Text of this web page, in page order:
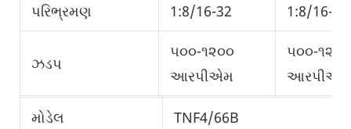
પરિભ્રમણ 1:8/16-32 1:8/16-32
ઝડપ
૫૦૦-૧૨૦૦
આરપીએમ
૫૦૦-૧૨૦૦
આરપીએમ
મોડેલ TNF4/66B